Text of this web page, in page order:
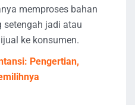
memproses bahan
setengah jadi atau
ke konsumen.
Pengertian,